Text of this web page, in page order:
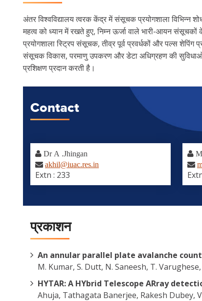
अंतर विश्वविद्यालय त्वरक केंद्र में संसूचक प्रयोगशाला विभिन्न
महत्व को ध्यान में रखते हुए, निम्न ऊर्जा वाले भारी-आयन
प्रयोगशाला स्ट्रिप संसूचक, तीव्र पूर्व प्रवर्धकों और पल्स
संसूचक विकास, परमाणु उपकरण और डेटा अधिग्रहण की
प्रशिक्षण प्रदान करती है।
Contact
Dr A .Jhingan
akhil@iuac.res.in
Extn : 233
प्रकाशन
An annular parallel plate avalanche
M. Kumar, S. Dutt, N. Saneesh, T.
HYTAR: A HYbrid Telescope ARray
Ahuja, Tathagata Banerjee, Rakesh Dubey,